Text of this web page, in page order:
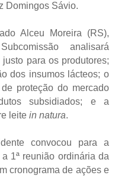
Domingos Sávio.
Alceu Moreira (RS),
analisará
para os produtores;
dos insumos lácteos; o
proteção do mercado
subsidiados; e a
leite in natura.
convocou para a
1ª reunião ordinária da
cronograma de ações e